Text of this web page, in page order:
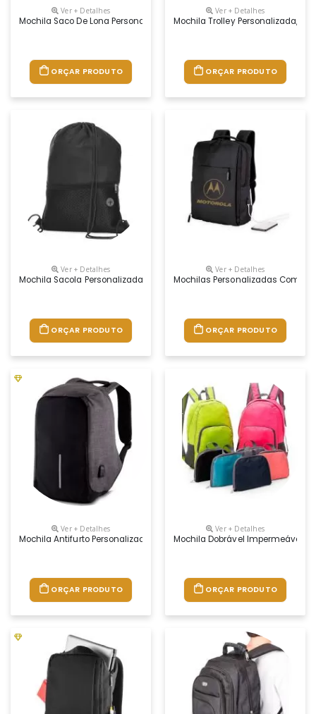
Ver + Detalhes
Mochila Saco De Lona Personalizada, Medidas 32cm X 40cm, Material
ORÇAR PRODUTO
Ver + Detalhes
Mochila Trolley Personalizada,
ORÇAR PRODUTO
Ver + Detalhes
Mochila Sacola Personalizada, Material Poliéster
ORÇAR PRODUTO
Ver + Detalhes
Mochilas Personalizadas Com
ORÇAR PRODUTO
Ver + Detalhes
Mochila Antifurto Personalizada Para Brindes, Medidas 44 X 30 X 11cm,
ORÇAR PRODUTO
Ver + Detalhes
Mochila Dobrável Impermeável
ORÇAR PRODUTO